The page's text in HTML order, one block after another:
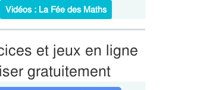
Vidéos : La Fée des Maths
et jeux en ligne
gratuitement